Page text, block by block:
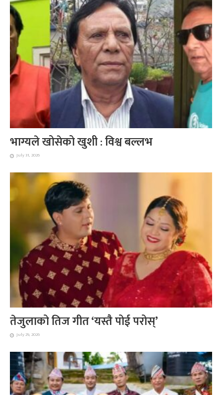
भाग्यले खोसेको खुशी : विश्व बल्लभ
July 31, 2026
तेजुलाको तिज गीत ‘यस्तै पोई परोस्’
July 29, 2026